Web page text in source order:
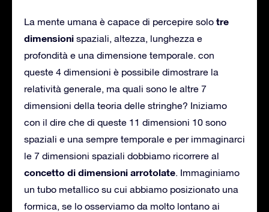
La mente umana è capace di percepire solo tre
dimensioni spaziali, altezza, lunghezza e
profondità e una dimensione temporale. con
queste 4 dimensioni è possibile dimostrare la
relatività generale, ma quali sono le altre 7
dimensioni della teoria delle stringhe? Iniziamo
con il dire che di queste 11 dimensioni 10 sono
spaziali e una sempre temporale e per immaginarci
le 7 dimensioni spaziali dobbiamo ricorrere al
concetto di dimensioni arrotolate. Immaginiamo
un tubo metallico su cui abbiamo posizionato una
formica, se lo osserviamo da molto lontano ai